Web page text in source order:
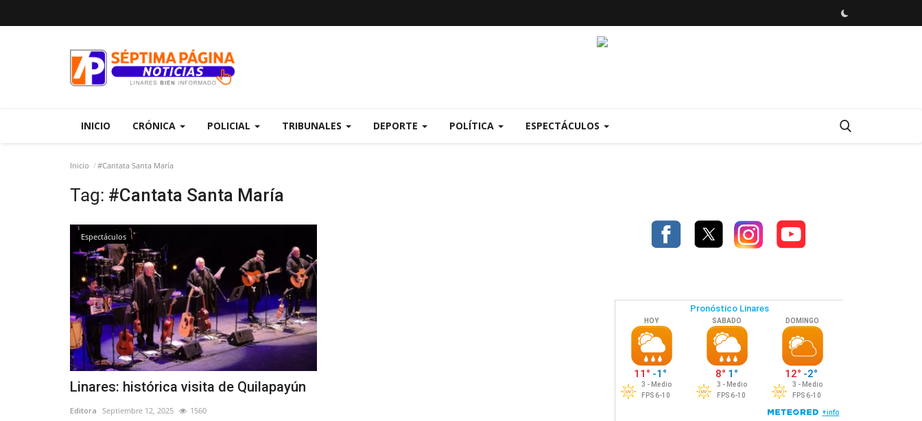
INICIO CRÓNICA POLICIAL TRIBUNALES DEPORTE POLÍTICA ESPECTÁCULOS
Inicio #Cantata Santa María
Tag: #Cantata Santa María
Espectáculos
Linares: histórica visita de Quilapayún
Editora Septiembre 12, 2025 1560